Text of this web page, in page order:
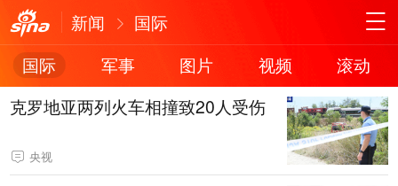
新闻
国际
国际
军事 图片 视频
滚动
克罗地亚两列火车相撞致20人受伤
央视